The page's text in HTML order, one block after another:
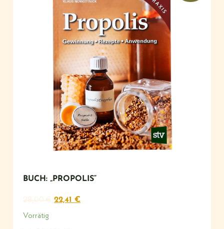
BUCH: „PROPOLIS“
28,00€ 22,41 €
Vorrätig